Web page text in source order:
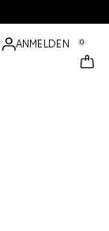
ANMELDEN 0